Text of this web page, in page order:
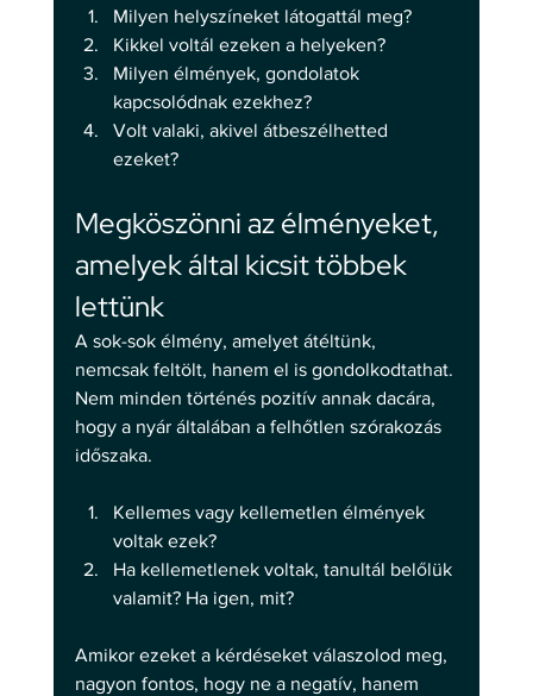
Milyen helyszíneket látogattál meg?
Kikkel voltál ezeken a helyeken?
Milyen élmények, gondolatok
kapcsolódnak ezekhez?
Volt valaki, akivel átbeszélhetted
ezeket?
Megköszönni az élményeket,
amelyek által kicsit többek
lettünk
A sok-sok élmény, amelyet átéltünk,
nemcsak feltölt, hanem el is gondolkodtathat.
Nem minden történés pozitív annak dacára,
hogy a nyár általában a felhőtlen szórakozás
időszaka.
Kellemes vagy kellemetlen élmények
voltak ezek?
Ha kellemetlenek voltak, tanultál belőlük
valamit? Ha igen, mit?
Amikor ezeket a kérdéseket válaszolod meg,
nagyon fontos, hogy ne a negatív, hanem